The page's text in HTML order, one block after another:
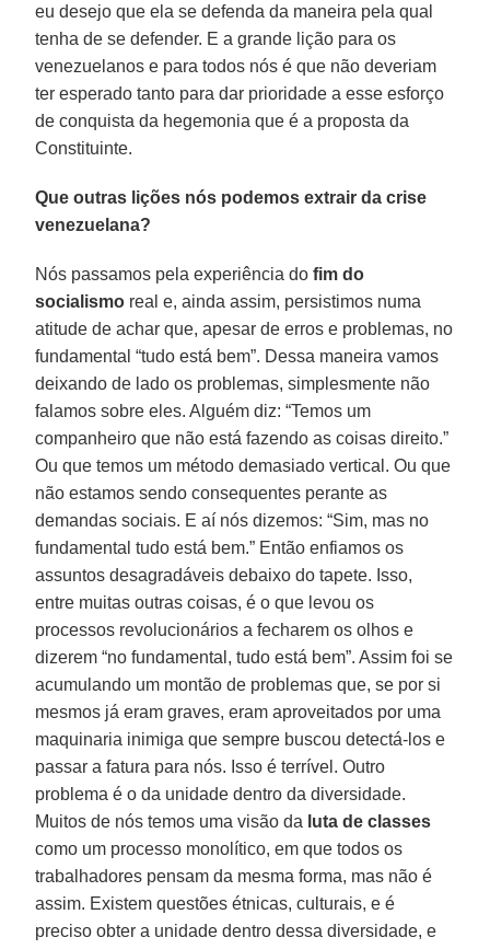
eu desejo que ela se defenda da maneira pela qual
tenha de se defender. E a grande lição para os
venezuelanos e para todos nós é que não deveriam
ter esperado tanto para dar prioridade a esse esforço
de conquista da hegemonia que é a proposta da
Constituinte.
Que outras lições nós podemos extrair da crise
venezuelana?
Nós passamos pela experiência dofim do
socialismo real e, ainda assim, persistimos numa
atitude de achar que, apesar de erros e problemas, no
fundamental “tudo está bem”. Dessa maneira vamos
deixando de lado os problemas, simplesmente não
falamos sobre eles. Alguém diz: “Temos um
companheiro que não está fazendo as coisas direito.”
Ou que temos um método demasiado vertical. Ou que
não estamos sendo consequentes perante as
demandas sociais. E aí nós dizemos: “Sim, mas no
fundamental tudo está bem.” Então enfiamos os
assuntos desagradáveis debaixo do tapete. Isso,
entre muitas outras coisas, é o que levou os
processos revolucionários a fecharem os olhos e
dizerem “no fundamental, tudo está bem”. Assim foi se
acumulando um montão de problemas que, se por si
mesmos já eram graves, eram aproveitados por uma
maquinaria inimiga que sempre buscou detectá-los e
passar a fatura para nós. Isso é terrível. Outro
problema é o da unidade dentro da diversidade.
Muitos de nós temos uma visão da luta de classes
como um processo monolítico, em que todos os
trabalhadores pensam da mesma forma, mas não é
assim. Existem questões étnicas, culturais, e é
preciso obter a unidade dentro dessa diversidade, e